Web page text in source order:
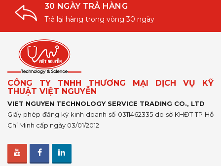
30 NGÀY TRẢ HÀNG
Trả lại hàng trong vòng 30 ngày
CÔNG TY TNHH THƯƠNG MẠI DỊCH VỤ KỸ
THUẬT VIỆT NGUYỄN
VIET NGUYEN TECHNOLOGY SERVICE TRADING CO., LTD
Giấy phép đăng ký kinh doanh số 0311462335 do sở KHĐT TP Hồ
Chí Minh cấp ngày 03/01/2012